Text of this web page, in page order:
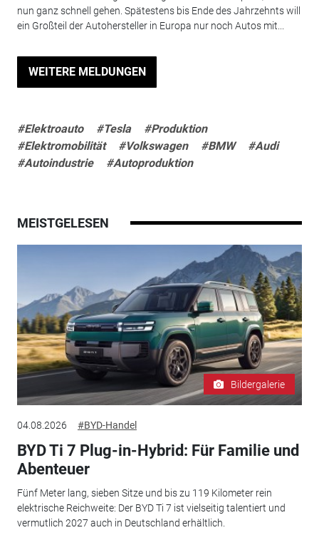
nun ganz schnell gehen. Spätestens bis Ende des Jahrzehnts will
ein Großteil der Autohersteller in Europa nur noch Autos mit...
WEITERE MELDUNGEN
#Elektroauto #Tesla
#Produktion
#Elektromobilität
#Volkswagen #BMW
#Audi
#Autoindustrie
#Autoproduktion
MEISTGELESEN
Bildergalerie
04.08.2026 #BYD-Handel
BYD Ti 7 Plug-in-Hybrid: Für Familie und
Abenteuer
Fünf Meter lang, sieben Sitze und bis zu 119 Kilometer rein
elektrische Reichweite: Der BYD Ti 7 ist vielseitig talentiert und
vermutlich 2027 auch in Deutschland erhältlich.